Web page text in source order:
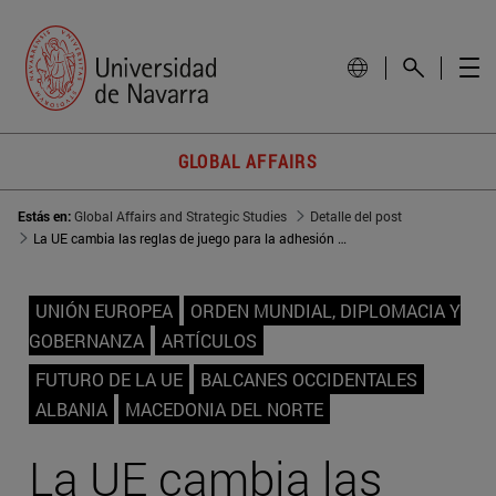
GLOBAL AFFAIRS
Estás en:Global Affairs and Strategic Studies
Detalle del post
La UE cambia las reglas de juego para la adhesión de los Balcanes occidentales
UNIÓN EUROPEA
ORDEN MUNDIAL, DIPLOMACIA Y
GOBERNANZA
ARTÍCULOS
FUTURO DE LA UE
BALCANES OCCIDENTALES
ALBANIA
MACEDONIA DEL NORTE
La UE cambia las